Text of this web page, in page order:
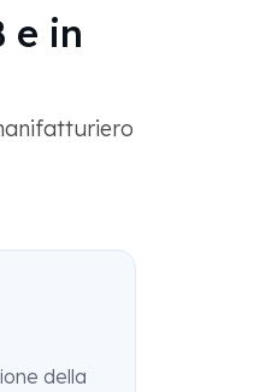
e in
della